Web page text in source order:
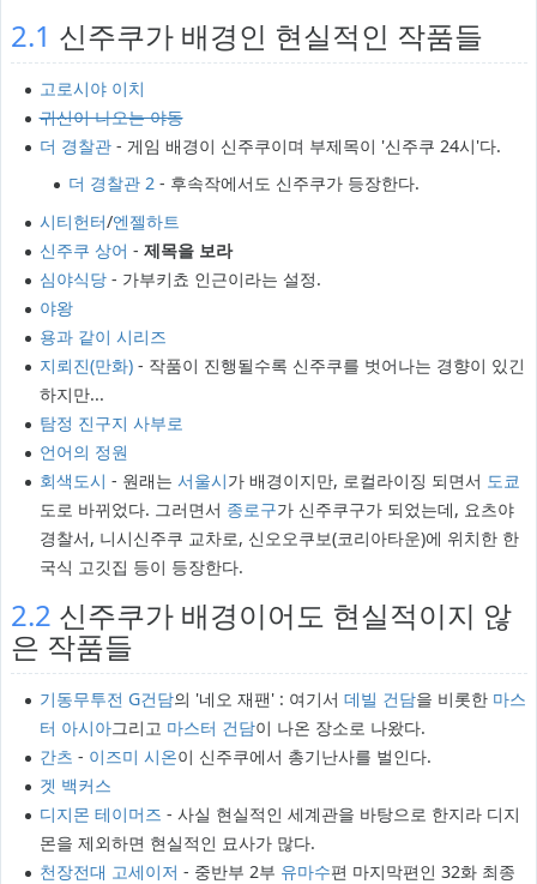
2.1 신주쿠가 배경인 현실적인 작품들
고로시야 이치
귀신이 나오는 야동
더 경찰관- 게임 배경이 신주쿠이며 부제목이 '신주쿠 24시'다.
더 경찰관 2- 후속작에서도 신주쿠가 등장한다.
시티헌터/엔젤하트
신주쿠 상어 - 제목을 보라
심야식당- 가부키쵸 인근이라는 설정.
야왕
용과 같이 시리즈
지뢰진(만화)- 작품이 진행될수록 신주쿠를 벗어나는 경향이 있긴
하지만...
탐정 진구지 사부로
언어의 정원
회색도시 - 원래는 서울시가 배경이지만, 로컬라이징 되면서 도쿄
도로 바뀌었다. 그러면서 종로구가 신주쿠구가 되었는데, 요츠야
경찰서, 니시신주쿠 교차로, 신오오쿠보(코리아타운)에 위치한 한
국식 고깃집 등이 등장한다.
2.2 신주쿠가 배경이어도 현실적이지 않
은 작품들
기동무투전 G건담의 '네오 재팬' : 여기서 데빌 건담을 비롯한 마스
터 아시아그리고 마스터 건담이 나온 장소로 나왔다.
간츠 - 이즈미 시온이 신주쿠에서 총기난사를 벌인다.
겟 백커스
디지몬 테이머즈 - 사실 현실적인 세계관을 바탕으로 한지라 디지
몬을 제외하면 현실적인 묘사가 많다.
천장전대 고세이저 - 중반부 2부 유마수편 마지막편인 32화 최종